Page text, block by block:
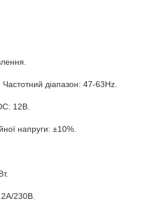
діапазон: 47-63Hz.
12В.
напруги: ±10%.
230В.